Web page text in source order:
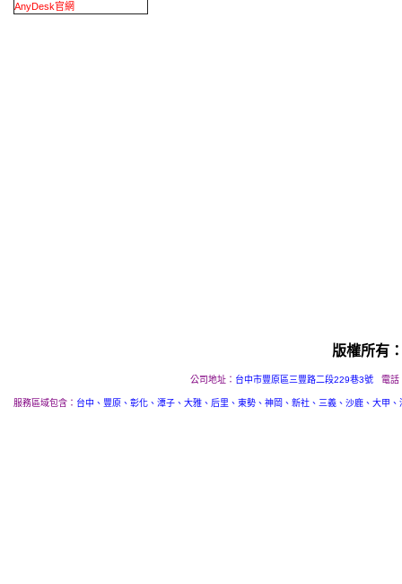
AnyDesk官網
版權所有
公司地址： 台中市豐原區三豐路二段229巷3號 電話
服務區域包含： 台中、豐原、彰化、潭子、大雅、后里、東勢、神岡、新社、三義、沙鹿、大甲